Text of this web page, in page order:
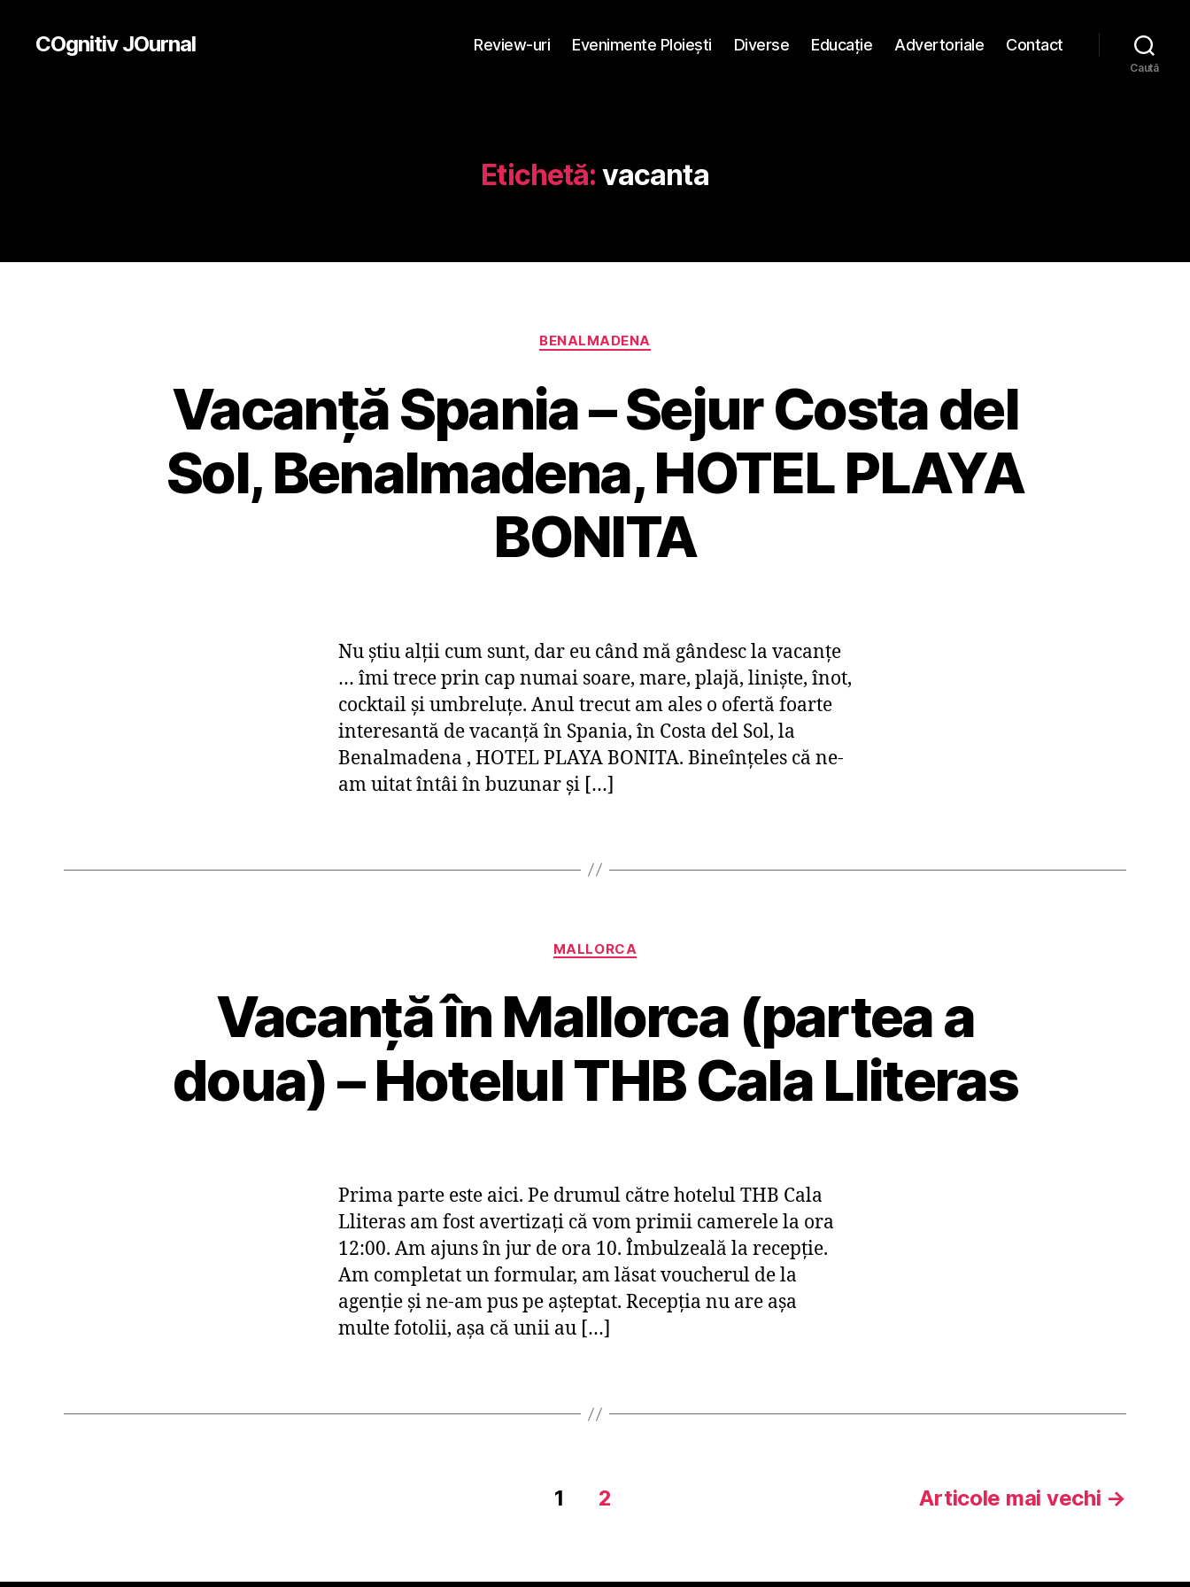
COgnitiv JOurnal Review-uri Evenimente Ploieşti Diverse Educaţie Advertoriale Contact
Caută
Etichetă: vacanta
Categorii
BENALMADENA
Vacanţă Spania – Sejur Costa del
Sol, Benalmadena, HOTEL PLAYA
BONITA
Nu ştiu alţii cum sunt, dar eu când mă gândesc la vacanţe
… îmi trece prin cap numai soare, mare, plajă, linişte, înot,
cocktail şi umbreluţe. Anul trecut am ales o ofertă foarte
interesantă de vacanţă în Spania, în Costa del Sol, la
Benalmadena , HOTEL PLAYA BONITA. Bineînţeles că ne-
am uitat întâi în buzunar şi […]
Categorii
MALLORCA
Vacanţă în Mallorca (partea a
doua) – Hotelul THB Cala Lliteras
Prima parte este aici. Pe drumul către hotelul THB Cala
Lliteras am fost avertizaţi că vom primii camerele la ora
12:00. Am ajuns în jur de ora 10. Îmbulzeală la recepţie.
Am completat un formular, am lăsat voucherul de la
agenţie şi ne-am pus pe aşteptat. Recepţia nu are aşa
multe fotolii, aşa că unii au […]
1 2 Articole mai vechi →